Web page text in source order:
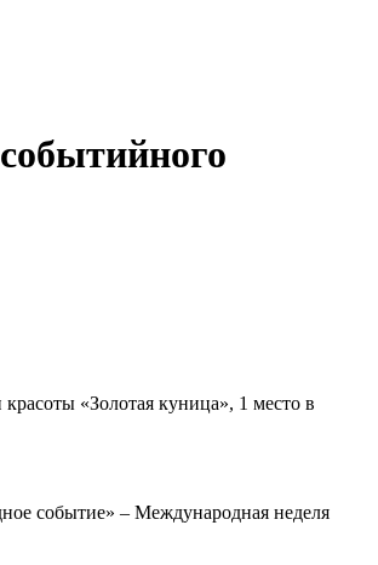
«Золотая куница», 1 место в
событие» – Международная неделя